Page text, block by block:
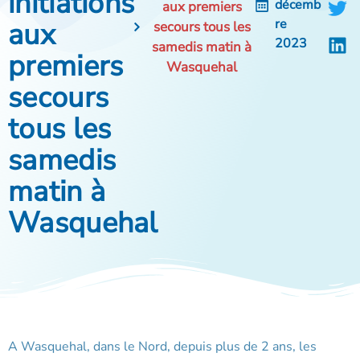
aux
premiers
secours
tous les
samedis
matin à
Wasquehal
aux premiers
secours tous les
samedis matin à
Wasquehal
décemb
re
2023
A Wasquehal, dans le Nord, depuis plus de 2 ans, les